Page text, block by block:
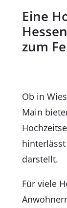
Eine
zum
Ob in
Main
darstellt.
Für viele